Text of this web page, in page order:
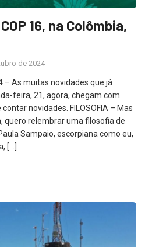
16, na Colômbia,
de 2024
– As muitas novidades que já
feira, 21, agora, chegam com
novidades. FILOSOFIA – Mas
quero relembrar uma filosofia de
Sampaio, escorpiana como eu,
[…]